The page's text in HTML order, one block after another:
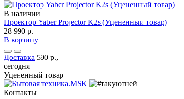
В наличии
Проектор Yaber Projector K2s (Уцененный товар)
28 990 р.
В корзину
Доставка 590 р.,
сегодня
Уцененный товар
Контакты